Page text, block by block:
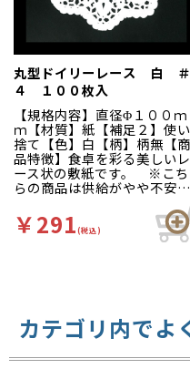
丸型ドイリーレース 白 ＃
４ １００枚入
【規格内容】直径Φ１００ｍ
ｍ【材質】紙【補足２】使い
捨て【色】白【柄】柄無【商
品特徴】食卓を彩る美しいレ
ース状の敷紙です。 ※こち
らの商品は供給がやや不安定
承ください。
￥291(税込)
カテゴリ内でよ